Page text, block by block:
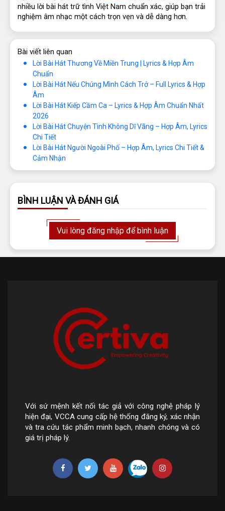
nhiều lời bài hát trữ tình Việt Nam chuẩn xác, giúp bạn trải
nghiệm âm nhạc một cách trọn vẹn và dễ dàng hơn.
Bài viết liên quan
Lời Bài Hát Thương Về Miền Trung | Lyrics & Hợp Âm
Chuẩn
Lời Bài Hát Nếu Chúng Mình Cách Trở – Full Lyrics & Hợp
Âm
Lời Bài Hát Kiếp Cầm Ca – Lyrics & Hợp Âm Chuẩn Nhất
2026
Lời Bài Hát Chuyện Tình Không Dĩ Vãng – Hợp Âm, Lyrics
Chi Tiết
Lời Bài Hát Người Ngoài Phố – Hợp Âm, Lyrics Chi Tiết &
Cảm Nhận
BÌNH LUẬN VÀ ĐÁNH GIÁ
Vui lòng đăng nhập để bình luận
Với sứ mệnh kết nối tác giả với công nghệ pháp lý
hiện đại, VCCA cung cấp hệ thống đăng ký, xác nhận
và tra cứu tác phẩm minh bạch, nhanh chóng và có
giá trị pháp lý.